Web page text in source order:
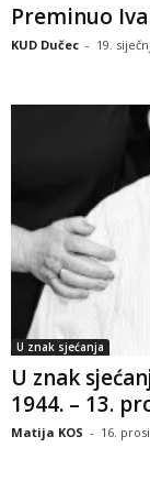
Preminuo
KUD Dučec - 19.
U znak sjećanja
U znak
1944. – 13.
Matija KOS - 16.